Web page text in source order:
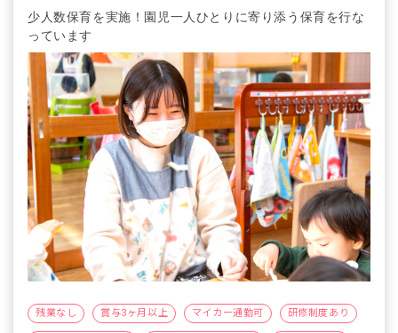
昇給年1回（4月）業績によりますが、5,000～
賞与年2回（7月／12月）昨年実績：約4.1カ月
分
＜モデル年収例＞
27歳／年収400万円（月給230,000円※手当込
み＋諸手当＋賞与）
38歳／年収470万円（月給280.000円※手当込
み＋諸手当＋賞与）
※試用期間6カ月／同条件
少人数保育を実施！園児一人ひとりに寄り添う保育を行な
っています
残業なし 賞与3ヶ月以上 マイカー通勤可 研修制度あり